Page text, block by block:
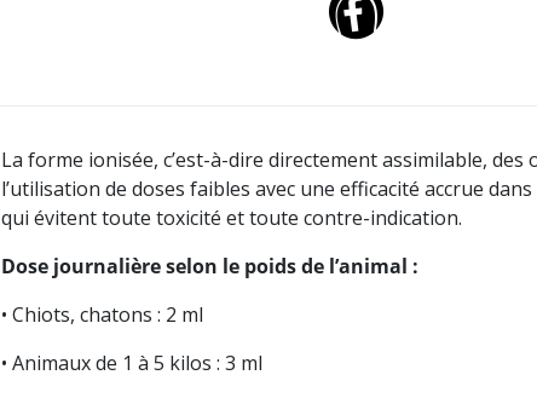
La forme ionisée, c’est-à-dire directement assimilable,
l’utilisation de doses faibles avec une efficacité accrue
qui évitent toute toxicité et toute contre-indication.
Dose journalière selon le poids de l’animal :
• Chiots, chatons : 2 ml
• Animaux de 1 à 5 kilos : 3 ml